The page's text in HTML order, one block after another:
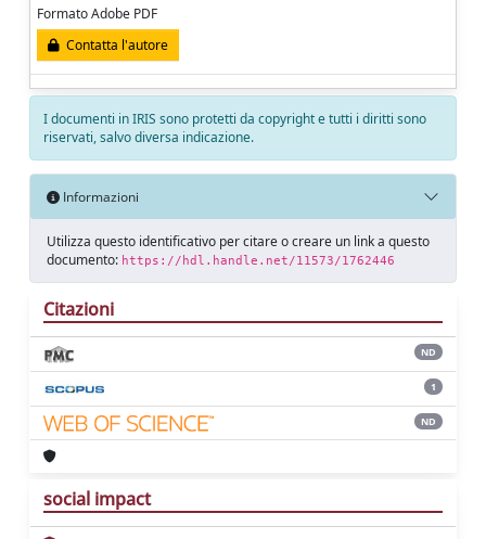
Formato Adobe PDF
Contatta l'autore
I documenti in IRIS sono protetti da copyright e tutti i diritti sono
riservati, salvo diversa indicazione.
Informazioni
Utilizza questo identificativo per citare o creare un link a questo
documento: https://hdl.handle.net/11573/1762446
Citazioni
ND
1
ND
social impact